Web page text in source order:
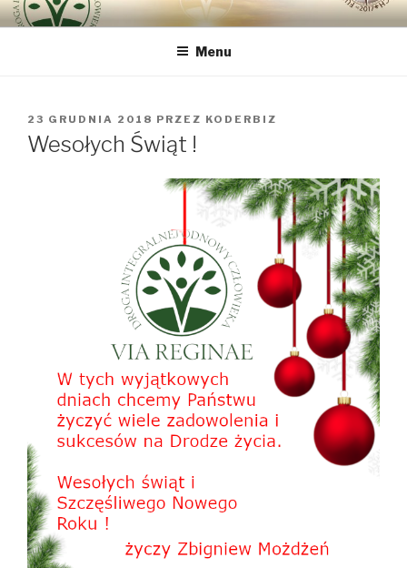
Przeskocz
do
DROGA INTEGRALNEJ
ODNOWY CZŁOWIEKA VIA
bo najważniejszy jest Człowiek
Menu
OPUBLIKOWANE
W
23 GRUDNIA 2018 PRZEZ KODERBIZ
Wesołych Świąt !